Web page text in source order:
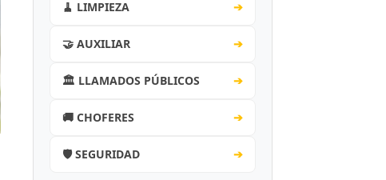
🧹 LIMPIEZA ➔
🤝 AUXILIAR ➔
🏛️ LLAMADOS PÚBLICOS ➔
🚚 CHOFERES ➔
🛡️ SEGURIDAD ➔